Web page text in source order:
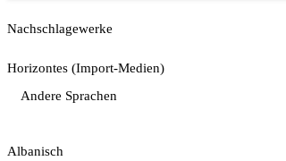
Nachschlagewerke
Horizontes (Import-Medien)
Andere Sprachen
Albanisch